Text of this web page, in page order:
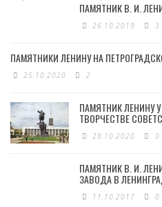
ПАМЯТНИК В. И.
26.10.2019 3
ПАМЯТНИКИ ЛЕНИНУ НА
25.10.2020 2
ПАМЯТНИК ЛЕНИНУ
ТВОРЧЕСТВЕ
29.10.2020 0
ПАМЯТНИК В. И.
ЗАВОДА В
11.10.2017 0